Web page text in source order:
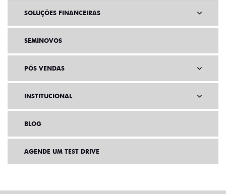
SOLUÇÕES FINANCEIRAS
SEMINOVOS
PÓS VENDAS
INSTITUCIONAL
BLOG
AGENDE UM TEST DRIVE